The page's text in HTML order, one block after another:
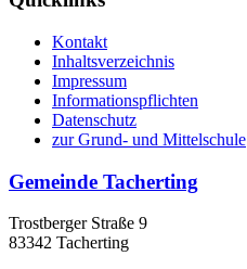
Kontakt
Inhaltsverzeichnis
Impressum
Informationspflichten
Datenschutz
zur Grund- und Mittelschule
Gemeinde Tacherting
Trostberger Straße 9
83342 Tacherting